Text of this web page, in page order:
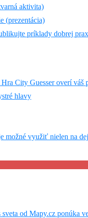
aktivita)
(prezentácia)
príklady dobrej
City Guesser overí váš
hlavy
možné využiť nielen na
od Mapy.cz ponúka